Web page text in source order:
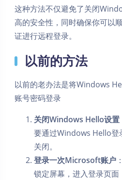
暗黑模式
关闭
这种方法不仅避免了关闭
高的安全性，同时确保你可以
证进行远程登录。
以前的方法
以前的老办法是将Windows
账号密码登录
关闭Windows Hello设置
要通过Windows Hello
关闭。
登录一次Microsoft账户
锁定屏幕，进入登录页